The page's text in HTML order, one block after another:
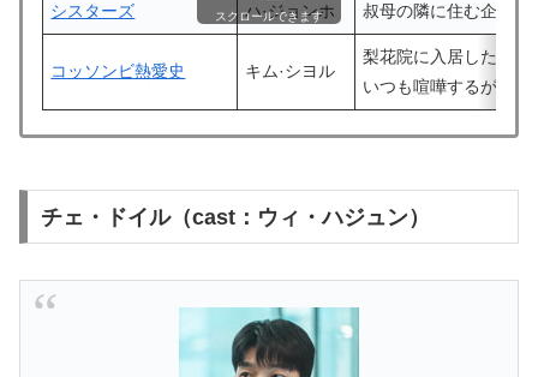
シスターズ ハ·ジョンホ 叔母の隣に住む企業家
コッソンビ熱愛史 キム·シヨル
梨花院に入居した後、
いつも喧嘩するが、親
スクロールできます
チェ・ドイル（cast：ウィ・ハジュン）